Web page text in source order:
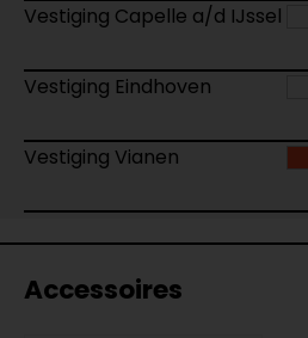
Vestiging Capelle a/d IJssel
Vestiging Eindhoven
Vestiging Vianen
Accessoires